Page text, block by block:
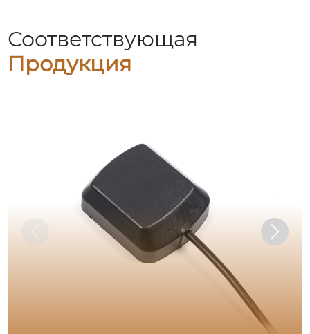
Соответствующая
Продукция